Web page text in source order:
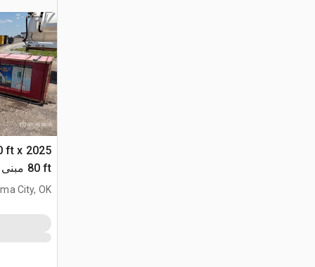
ft x
80 ft مبنى التخزين (Unused)
City, OK